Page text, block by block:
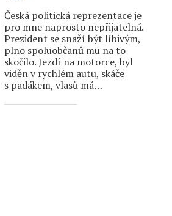
Česká politická reprezentace je
pro mne naprosto nepřijatelná.
Prezident se snaží být líbivým,
plno spoluobčanů mu na to
skočilo. Jezdí na motorce, byl
viděn v rychlém autu, skáče
s padákem, vlasů má…